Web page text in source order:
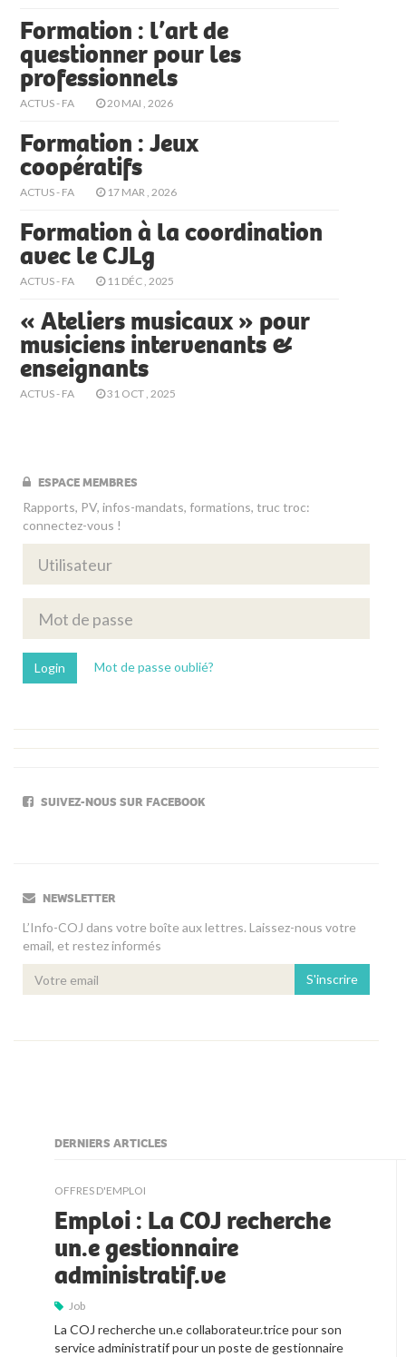
Formation : l’art de
questionner pour les
professionnels
ACTUS - FA 20 MAI , 2026
Formation : Jeux
coopératifs
ACTUS - FA 17 MAR , 2026
Formation à la coordination
avec le CJLg
ACTUS - FA 11 DÉC , 2025
« Ateliers musicaux » pour
musiciens intervenants &
enseignants
ACTUS - FA 31 OCT , 2025
ESPACE MEMBRES
Rapports, PV, infos-mandats, formations, truc troc:
connectez-vous !
Mot de passe oublié?
SUIVEZ-NOUS SUR FACEBOOK
NEWSLETTER
L’Info-COJ dans votre boîte aux lettres. Laissez-nous votre
email, et restez informés
S'inscrire
DERNIERS ARTICLES
OFFRES D'EMPLOI
Emploi : La COJ recherche
un.e gestionnaire
administratif.ve
Job
La COJ recherche un.e collaborateur.trice pour son
service administratif pour un poste de gestionnaire